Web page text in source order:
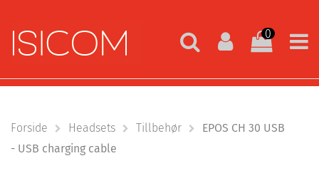
0
Forside Headsets Tillbehør
EPOS CH 30 USB
- USB charging cable